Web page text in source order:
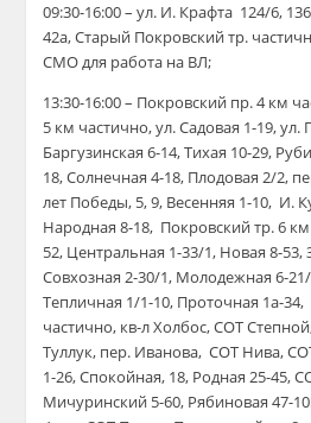
09:30-16:00 – ул. И. Крафта 124/6,
42а, Старый Покровский тр.
СМО для работа на ВЛ;
13:30-16:00 – Покровский пр. 4 км
5 км частично, ул. Садовая 1-19, ул.
Баргузинская 6-14, Тихая 10-29,
18, Солнечная 4-18, Плодовая 2/2,
лет Победы, 5, 9, Весенняя 1-10, И.
Народная 8-18, Покровский тр. 6
52, Центральная 1-33/1, Новая 8-53,
Совхозная 2-30/1, Молодежная 6-
Тепличная 1/1-10, Проточная 1а-
частично, кв-л Холбос, СОТ
Туллук, пер. Иванова, СОТ Нива,
1-26, Спокойная, 18, Родная 25-45,
Мичуринский 5-60, Рябиновая 47-